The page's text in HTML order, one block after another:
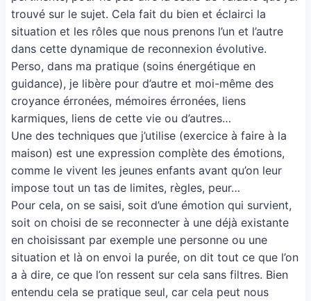
trouvé sur le sujet. Cela fait du bien et éclairci la
situation et les rôles que nous prenons l’un et l’autre
dans cette dynamique de reconnexion évolutive.
Perso, dans ma pratique (soins énergétique en
guidance), je libère pour d’autre et moi-même des
croyance érronées, mémoires érronées, liens
karmiques, liens de cette vie ou d’autres…
Une des techniques que j’utilise (exercice à faire à la
maison) est une expression complète des émotions,
comme le vivent les jeunes enfants avant qu’on leur
impose tout un tas de limites, règles, peur…
Pour cela, on se saisi, soit d’une émotion qui survient,
soit on choisi de se reconnecter à une déjà existante
en choisissant par exemple une personne ou une
situation et là on envoi la purée, on dit tout ce que l’on
a à dire, ce que l’on ressent sur cela sans filtres. Bien
entendu cela se pratique seul, car cela peut nous